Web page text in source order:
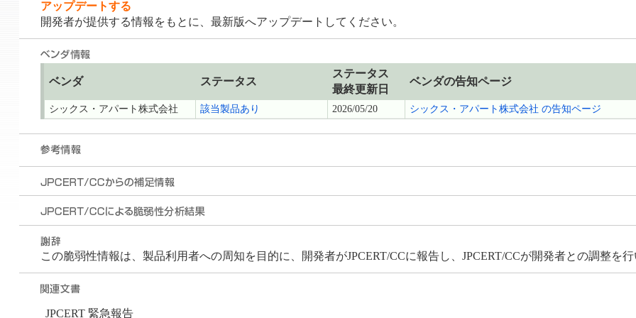
アップデートする
開発者が提供する情報をもとに、最新版へアップデートしてください。
ベンダ ステータス
ステータス
最終更新日
ベンダの告知ページ
シックス・アパート株式会社 該当製品あり 2026/05/20 シックス・アパート株式会社 の告知ページ
この脆弱性情報は、製品利用者への周知を目的に、開発者がJPCERT/CCに報告し、JPCERT/CCが開発者との調整を行
JPCERT 緊急報告